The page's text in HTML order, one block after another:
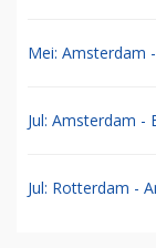
Mei: Amsterdam
Jul: Amsterdam -
Jul: Rotterdam -